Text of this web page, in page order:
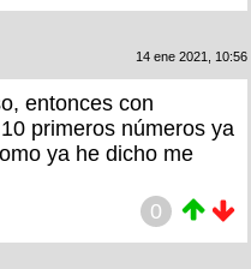
14 ene 2021, 10:56
entonces con
primeros números ya
ya he dicho me
0